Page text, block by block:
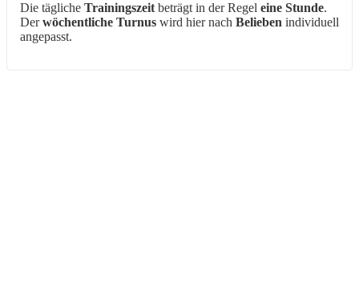
Die tägliche Trainingszeit beträgt in der Regel eine Stunde.
Derwöchentliche Turnus wird hier nach Belieben individuell
angepasst.